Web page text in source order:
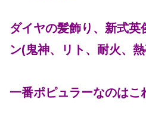
ダイヤの髪飾り、新式英
ン(鬼神、リト、耐火、
一番ポピュラーなのはこ